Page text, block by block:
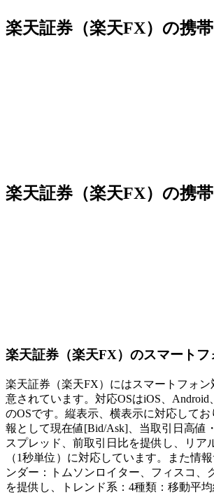
楽天証券（楽天FX）の携
楽天証券（楽天FX）の携
楽天証券（楽天FX）のスマートフ
楽天証券（楽天FX）にはスマートフォン
意されています。対応OSはiOS、Android
のOSです。縦表示、横表示に対応して
報として現在値[Bid/Ask]、当取引日高値
スプレッド、前取引日比を提供し、リア
（1秒単位）に対応しています。また情
ンダー：トムソンロイター、フィスコ、
を提供し、トレンド系：4種類：移動平